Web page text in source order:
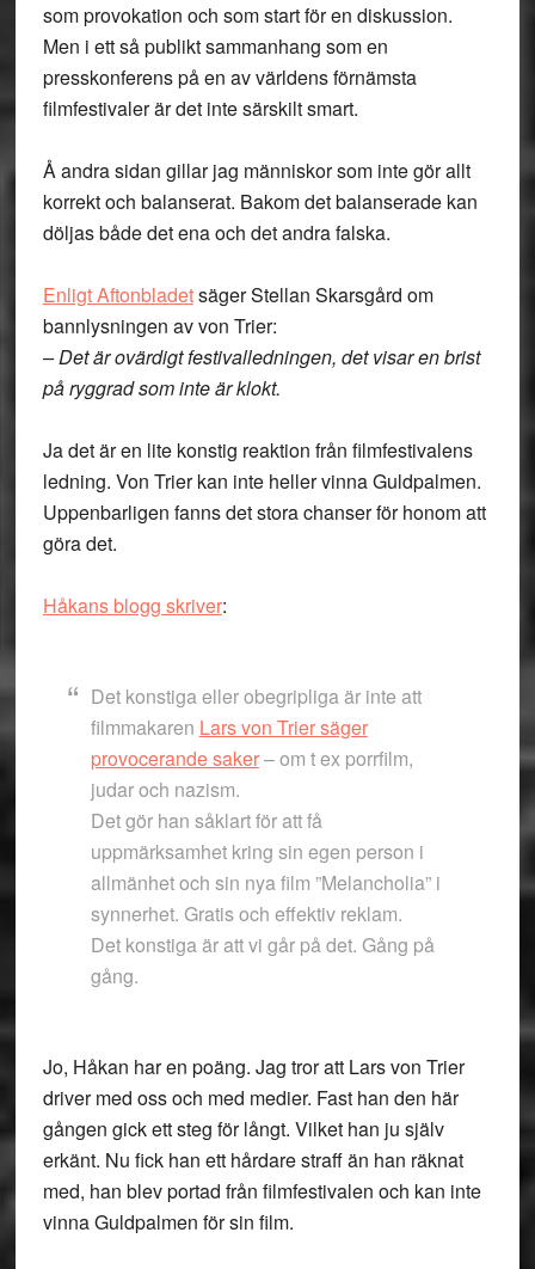
som provokation och som start för en diskussion.
Men i ett så publikt sammanhang som en
presskonferens på en av världens förnämsta
filmfestivaler är det inte särskilt smart.
Å andra sidan gillar jag människor som inte gör allt
korrekt och balanserat. Bakom det balanserade kan
döljas både det ena och det andra falska.
Enligt Aftonbladetsäger Stellan Skarsgård om
bannlysningen av von Trier:
– Det är ovärdigt festivalledningen, det visar en brist
på ryggrad som inte är klokt.
Ja det är en lite konstig reaktion från filmfestivalens
ledning. Von Trier kan inte heller vinna Guldpalmen.
Uppenbarligen fanns det stora chanser för honom att
göra det.
Håkans blogg skriver:
Det konstiga eller obegripliga är inte att
filmmakaren Lars von Trier säger
provocerande saker– om t ex porrfilm,
judar och nazism.
Det gör han såklart för att få
uppmärksamhet kring sin egen person i
allmänhet och sin nya film ”Melancholia” i
synnerhet. Gratis och effektiv reklam.
Det konstiga är att vi går på det. Gång på
gång.
Jo, Håkan har en poäng. Jag tror att Lars von Trier
driver med oss och med medier. Fast han den här
gången gick ett steg för långt. Vilket han ju själv
erkänt. Nu fick han ett hårdare straff än han räknat
med, han blev portad från filmfestivalen och kan inte
vinna Guldpalmen för sin film.